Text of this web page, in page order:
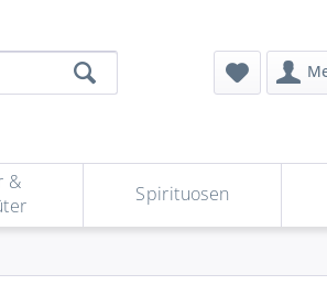
&
Spirituosen